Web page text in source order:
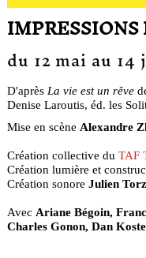
du 12 mai au 14
D'après La vie est un rêve
Denise Laroutis, éd. les
Mise en scène Alexandre
Création collective du TAF
Création lumière et
Création sonore Julien
Avec Ariane Bégoin,
Charles Gonon, Dan